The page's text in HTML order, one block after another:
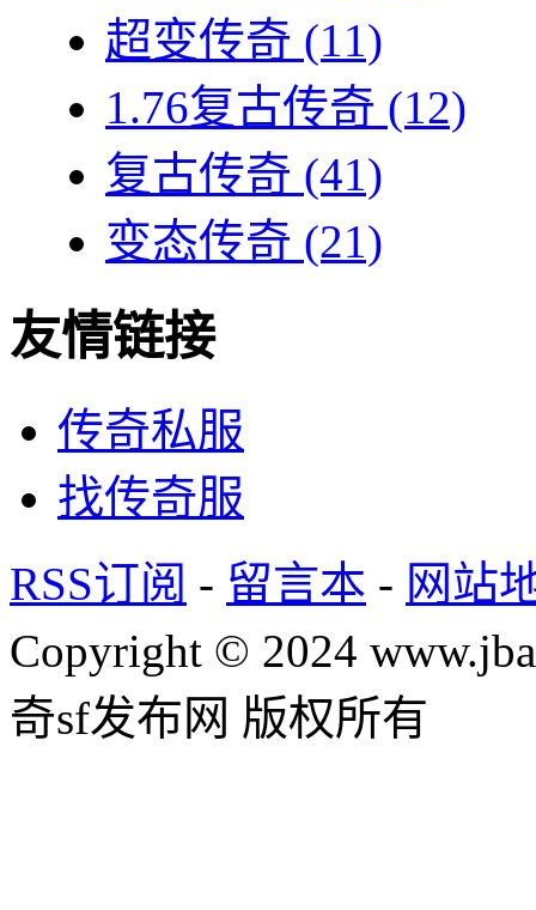
超变传奇 (11)
1.76复古传奇 (12)
复古传奇 (41)
变态传奇 (21)
友情链接
传奇私服
找传奇服
RSS订阅 - 留言本 - 网站
Copyright © 2024
奇sf发布网 版权所有